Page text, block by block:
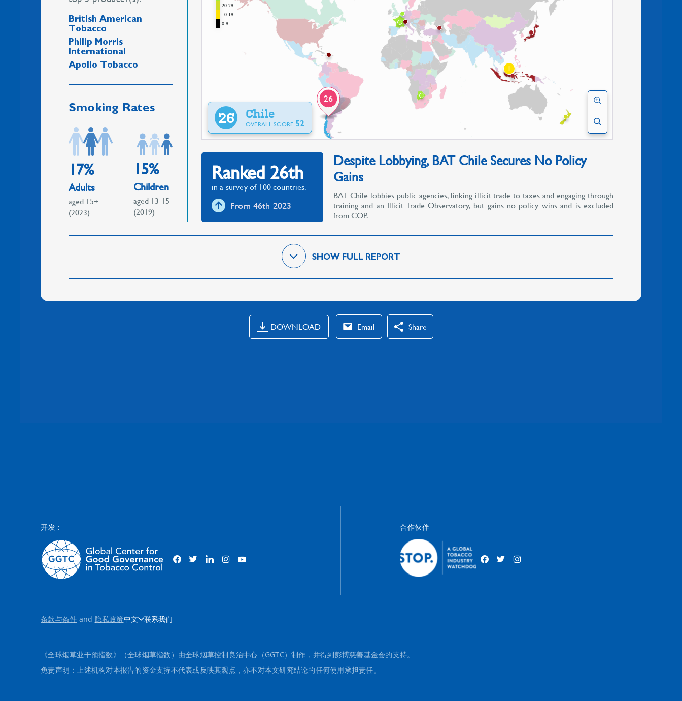
开发： 合作伙伴
条款与条件 and 隐私政策中文 联系我们
《全球烟草业干预指数》（全球烟草指数）由全球烟草控制良治中心（GGTC）制作，并得到彭博慈善基金会的支持。
免责声明：上述机构对本报告的资金支持不代表或反映其观点，亦不对本文研究结论的任何使用承担责任。